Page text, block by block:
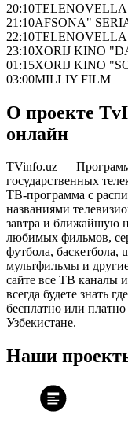
20:10
21:10AFSONA"
22:10
23:10XORIJ KINO
01:15XORIJ KINO
03:00MILLIY FILM
О проекте
онлайн
TVinfo.uz —
государственных
ТВ-программа с
названиями
завтра и ближайшую
любимых фильмов,
футбола, баскетбола,
мультфильмы и
сайте все ТВ каналы
всегда будете знать
бесплатно или
Узбекистане.
Наши